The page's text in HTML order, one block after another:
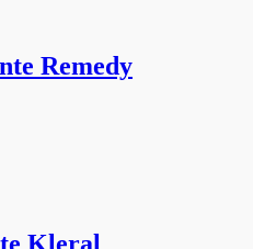
Remedy